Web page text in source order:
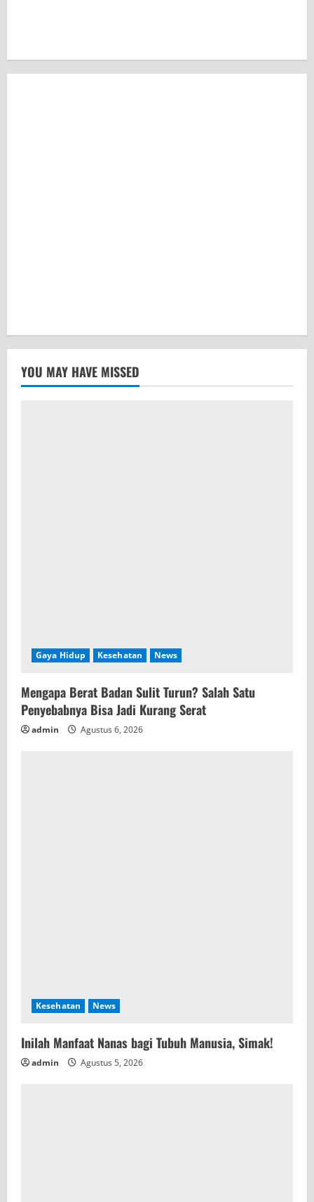
YOU MAY HAVE MISSED
Gaya Hidup Kesehatan News
Mengapa Berat Badan Sulit Turun? Salah Satu
Penyebabnya Bisa Jadi Kurang Serat
admin Agustus 6, 2026
Kesehatan News
Inilah Manfaat Nanas bagi Tubuh Manusia, Simak!
admin Agustus 5, 2026